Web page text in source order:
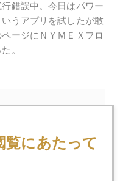
錯誤中。今日はパワー
うアプリを試したが敢
ージにＮＹＭＥＸフロ
。
覧にあたって